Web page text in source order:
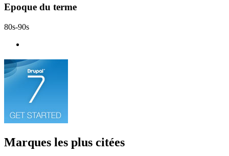
Epoque du terme
80s-90s
Marques les plus citées